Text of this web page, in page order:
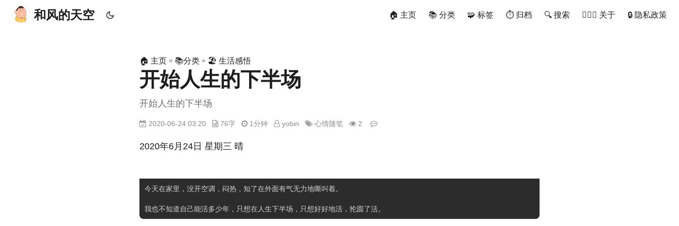
和风的天空 🏠 主页 📚 分类 🧩 标签 ⏱ 归档 🔍 搜索 🙋🏻‍♂️ 关于 🔒 隐私政策
🏠 主页 » 📚分类 » 🏖 生活感悟
开始人生的下半场
开始人生的下半场
2020-06-24 03:20 76字 1分钟 yobin 心情随笔 2
2020年6月24日 星期三 晴
今天在家里，没开空调，闷热，知了在外面有气无力地嘶叫着。